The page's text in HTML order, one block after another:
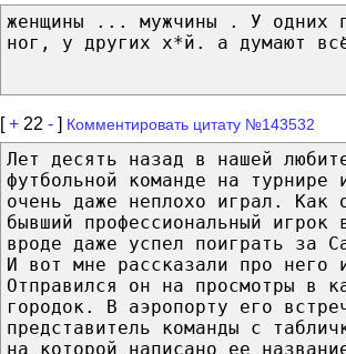
женщины ... мужчины . У одних
ног, у других х*й. а думают
[+ 22 - ] Комментировать цитату №143532
Лет десять назад в нашей
футбольной команде на турнире
очень даже неплохо играл. Как
бывший профессиональный игрок
вроде даже успел поиграть за
И вот мне рассказали про него
Отправился он на просмотры в
городок. В аэропорту его
представитель команды с
на которой написано ее